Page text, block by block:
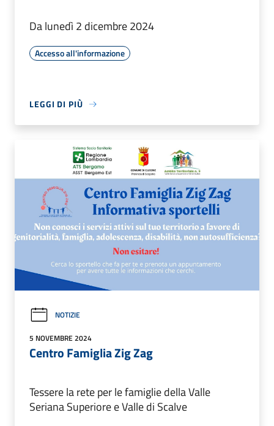
Da lunedì 2 dicembre 2024
Accesso all'informazione
LEGGI DI PIÙ
NOTIZIE
5 NOVEMBRE 2024
Centro Famiglia Zig Zag
Tessere la rete per le famiglie della Valle
Seriana Superiore e Valle di Scalve